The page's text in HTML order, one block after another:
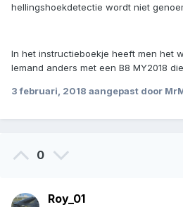
hellingshoekdetectie wordt niet
In het instructieboekje heeft men het
Iemand anders met een B8 MY2018
3 februari, 2018 aangepast door
0
Roy_01